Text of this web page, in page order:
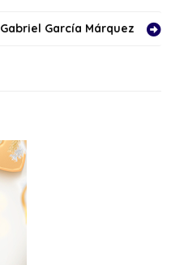
Gabriel García Márquez